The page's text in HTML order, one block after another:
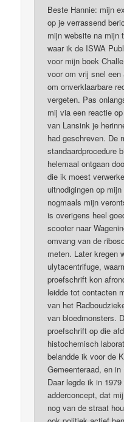
Beste Hannie: mijn
op je verrassend
mijn website na mijn
waar ik de ISWA
voor mijn boek
voor om vrij snel
om onverklaarbare
vergeten. Pas
mij via een reactie
van Lansink je
had geschreven. De
standaardprocedure
helemaal ontgaan
die ik moest
uitnodigingen op
nogmaals mijn
is overigens heel
scooter naar
omvang van de
meten. Later kregen
ulytacentrifuge,
proefschrift kon
leidde tot contacten
van het
van bloedmonsters.
proefschrift op die
histochemisch
belandde ik voor de
Gemeenteraad, en
Daar legde ik in
adderconcept, dat
nog van de straat